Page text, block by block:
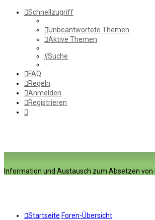
Schnellzugriff
Unbeantwortete Themen
Aktive Themen
Suche
FAQ
Regeln
Anmelden
Registrieren
Information und Austausch zum Absetzen von
Startseite Foren-Übersicht